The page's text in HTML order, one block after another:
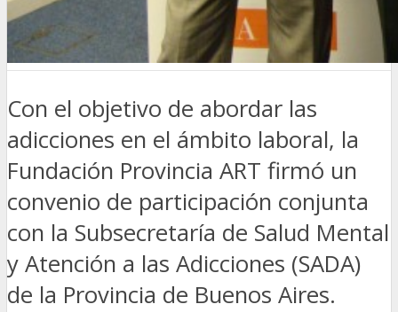
Con el objetivo de abordar las
adicciones en el ámbito laboral, la
Fundación Provincia ART firmó un
convenio de participación conjunta
con la Subsecretaría de Salud Mental
y Atención a las Adicciones (SADA)
de la Provincia de Buenos Aires.